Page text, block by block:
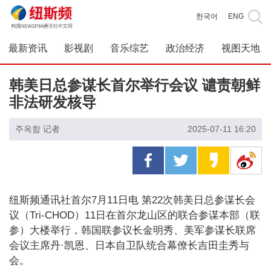
한국어 ENG
最新资讯 影视剧 音乐综艺 政治经济 视图天地
韩美日总参谋长首尔举行会议 谴责朝鲜
非法研发核导
주옥함 记者 2025-07-11 16:20
纽斯频通讯社首尔7月11日电 第22次韩美日总参谋长会
议（Tri-CHOD）11日在首尔龙山区的联合参谋本部（联
参）大楼举行，韩国联参议长金明秀、美军参谋长联席
会议主席丹·凯恩、日本自卫队统合幕僚长吉田圭秀与
会。